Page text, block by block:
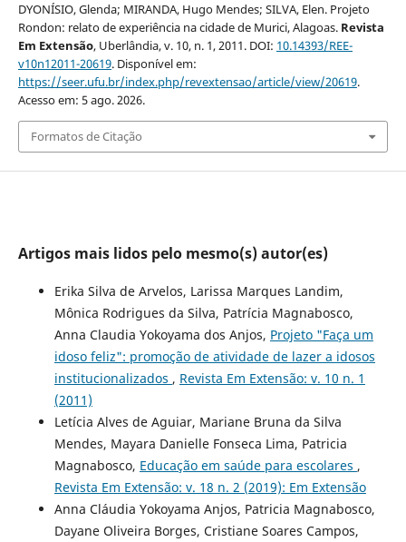
DYONÍSIO, Glenda; MIRANDA, Hugo Mendes; SILVA, Elen. Projeto
Rondon: relato de experiência na cidade de Murici, Alagoas. Revista
Em Extensão, Uberlândia, v. 10, n. 1, 2011. DOI: 10.14393/REE-
v10n12011-20619. Disponível em:
https://seer.ufu.br/index.php/revextensao/article/view/20619.
Acesso em: 5 ago. 2026.
Formatos de Citação
Artigos mais lidos pelo mesmo(s) autor(es)
Erika Silva de Arvelos, Larissa Marques Landim,
Mônica Rodrigues da Silva, Patrícia Magnabosco,
Anna Claudia Yokoyama dos Anjos, Projeto "Faça um
idoso feliz": promoção de atividade de lazer a idosos
institucionalizados , Revista Em Extensão: v. 10 n. 1
(2011)
Letícia Alves de Aguiar, Mariane Bruna da Silva
Mendes, Mayara Danielle Fonseca Lima, Patricia
Magnabosco, Educação em saúde para escolares ,
Revista Em Extensão: v. 18 n. 2 (2019): Em Extensão
Anna Cláudia Yokoyama Anjos, Patricia Magnabosco,
Dayane Oliveira Borges, Cristiane Soares Campos,